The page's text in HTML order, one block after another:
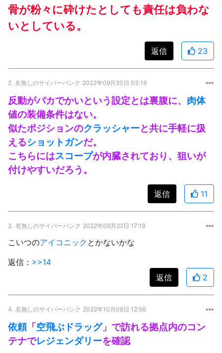
骨が粉々に砕けたとしても責任は負わな
いとしている。
返信 23
2. 名無しのサイバーパンク 2022年09月20日 03:19
反動がバカでかいという設定とは裏腹に、 肉体
値の装備条件はない。
似たポジションのクラッシャーと共に手軽に扱
えるショットガンだ。
こちらにはスコープが内臓されており、狙いが
付けやすいだろう。
返信 11
3. 名無しのサイバーパンク 2022年09月22日 17:19
こいつのアイコニック とかないかな
返信： >>14
返信
2
4. 名無しのサイバーパンク 2022年10月06日 12:56
依頼「空飛ぶドラッグ」で訪れる拠点内のコン
テナでレジェンダリーを確認